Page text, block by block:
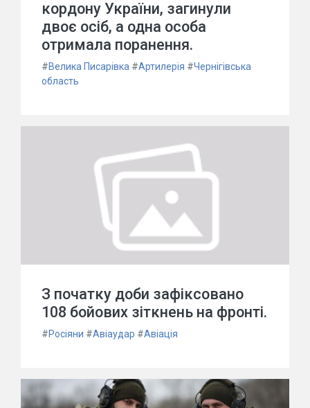
кордону України, загинули
двоє осіб, а одна особа
отримала поранення.
#Велика Писарівка #Артилерія #Чернігівська
область
З початку доби зафіксовано
108 бойових зіткнень на фронті.
#Росіяни #Авіаудар #Авіація